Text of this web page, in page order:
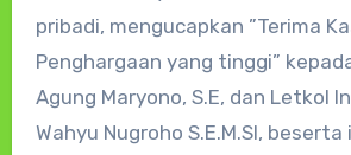
pribadi, mengucapkan ”Terima
Penghargaan yang tinggi”
Agung Maryono, S.E, dan Letkol
Wahyu Nugroho S.E.M.SI,